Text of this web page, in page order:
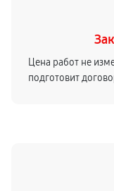
Цена работ не
подготовит